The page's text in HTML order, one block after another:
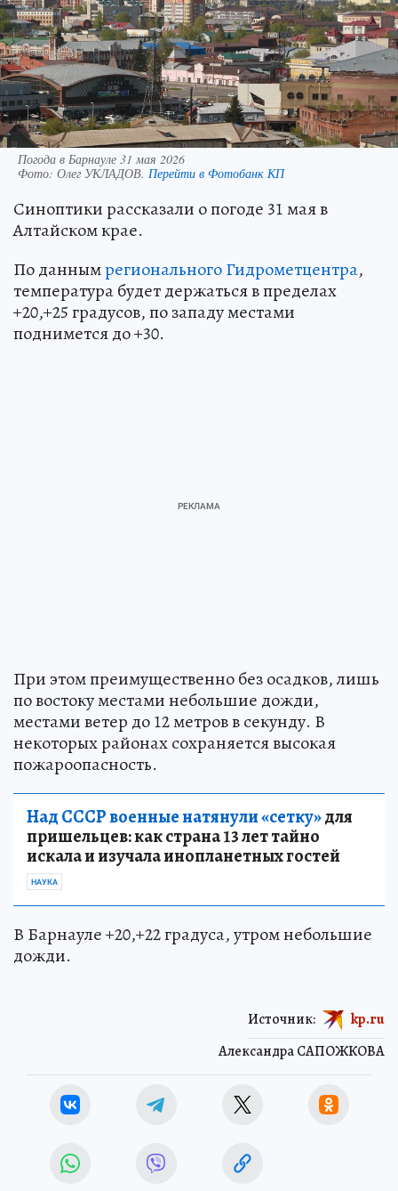
Погода в Барнауле 31 мая 2026
Фото: Олег УКЛАДОВ. Перейти в Фотобанк КП
Синоптики рассказали о погоде 31 мая в
Алтайском крае.
По даннымрегионального Гидрометцентра,
температура будет держаться в пределах
+20,+25 градусов, по западу местами
поднимется до +30.
При этом преимущественно без осадков, лишь
по востоку местами небольшие дожди,
местами ветер до 12 метров в секунду. В
некоторых районах сохраняется высокая
пожароопасность.
Над СССР военные натянули «сетку»для
пришельцев: как страна 13 лет тайно
искала и изучала инопланетных гостей
НАУКА
В Барнауле +20,+22 градуса, утром небольшие
дожди.
Александра САПОЖКОВА
Источник: kp.ru